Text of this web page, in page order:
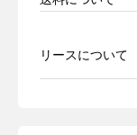
リースについて